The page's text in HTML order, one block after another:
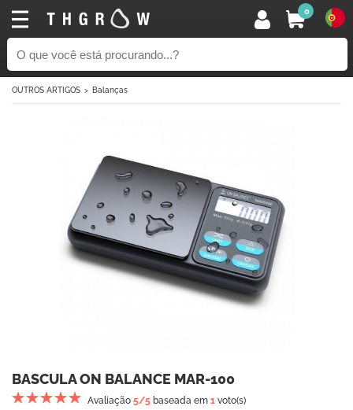
0
OUTROS ARTIGOS Balanças
BASCULA ON BALANCE MAR-100
Avaliação 5/5 baseada em 1 voto(s)